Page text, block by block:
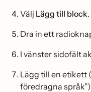
Välj Lägg till block.
Dra in ett
I vänster sidofält
Lägg till en etikett
föredragna